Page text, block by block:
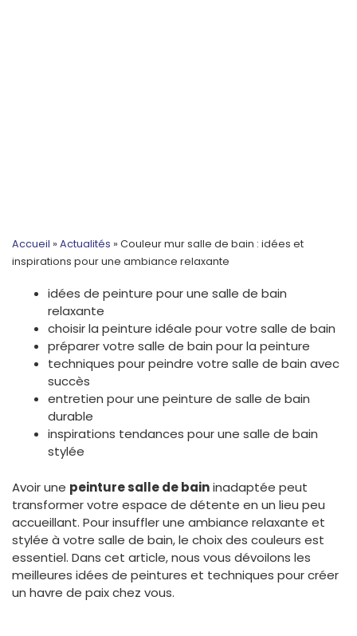
Accueil » Actualités » Couleur mur salle de bain : idées et
inspirations pour une ambiance relaxante
idées de peinture pour une salle de bain
relaxante
choisir la peinture idéale pour votre salle de bain
préparer votre salle de bain pour la peinture
techniques pour peindre votre salle de bain avec
succès
entretien pour une peinture de salle de bain
durable
inspirations tendances pour une salle de bain
stylée
Avoir une peinture salle de baininadaptée peut
transformer votre espace de détente en un lieu peu
accueillant. Pour insuffler une ambiance relaxante et
stylée à votre salle de bain, le choix des couleurs est
essentiel. Dans cet article, nous vous dévoilons les
meilleures idées de peintures et techniques pour créer
un havre de paix chez vous.